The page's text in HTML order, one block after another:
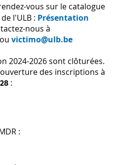
vous sur le catalogue
l'ULB : Présentation
nous à
ou victimo@ulb.be
2024-2026 sont clôturées.
des inscriptions à
:
: